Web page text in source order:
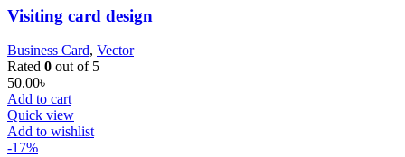
Visiting card design
Business Card, Vector
Rated 0 out of 5
50.00৳
Add to cart
Quick view
Add to wishlist
-17%